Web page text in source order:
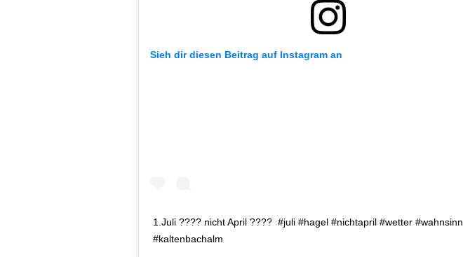
Sieh dir diesen Beitrag auf Instagram an
1.Juli ???? nicht April ???? #juli #hagel #nichtapril #wetter #wahnsinn
#kaltenbachalm